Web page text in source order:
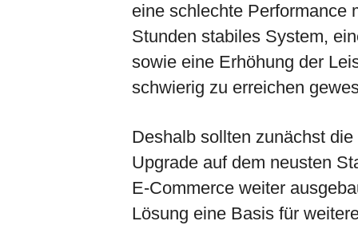
eine schlechte Performance
Stunden stabiles System,
sowie eine Erhöhung der
schwierig zu erreichen
Deshalb sollten zunächst
Upgrade auf dem neusten
E-Commerce weiter
Lösung eine Basis für